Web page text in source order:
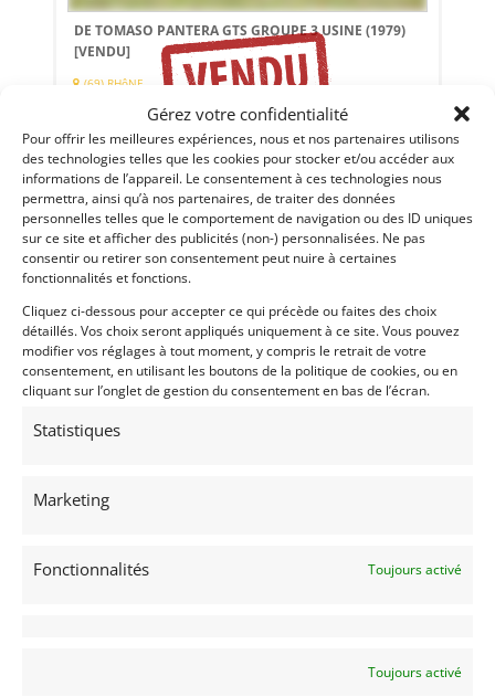
Gérez votre confidentialité
Pour offrir les meilleures expériences, nous et nos partenaires utilisons
des technologies telles que les cookies pour stocker et/ou accéder aux
informations de l’appareil. Le consentement à ces technologies nous
permettra, ainsi qu’à nos partenaires, de traiter des données
personnelles telles que le comportement de navigation ou des ID uniques
sur ce site et afficher des publicités (non-) personnalisées. Ne pas
consentir ou retirer son consentement peut nuire à certaines
fonctionnalités et fonctions.
Cliquez ci-dessous pour accepter ce qui précède ou faites des choix
détaillés. Vos choix seront appliqués uniquement à ce site. Vous pouvez
modifier vos réglages à tout moment, y compris le retrait de votre
consentement, en utilisant les boutons de la politique de cookies, ou en
cliquant sur l’onglet de gestion du consentement en bas de l’écran.
Statistiques
Marketing
Fonctionnalités Toujours activé
Toujours activé
DE TOMASO PANTERA GTS GROUPE 3 USINE (1979)
[VENDU]
(69) RHôNE
Vends une des 34 De tomaso Pantera GTS groupe 3 usine
1979. Parfait état. Historique limpide.
Vendu par : pascal
(49) MAINE-ET-LOIRE